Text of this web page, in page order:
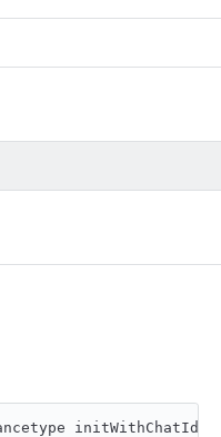
initWithChatId:(